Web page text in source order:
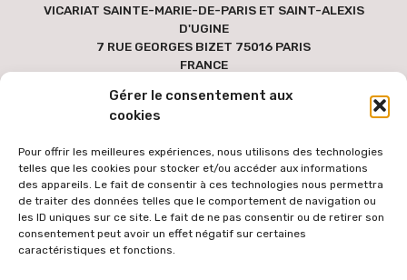
Gérer le consentement aux
cookies
Pour offrir les meilleures expériences, nous utilisons des technologies
telles que les cookies pour stocker et/ou accéder aux informations
des appareils. Le fait de consentir à ces technologies nous permettra
de traiter des données telles que le comportement de navigation ou
les ID uniques sur ce site. Le fait de ne pas consentir ou de retirer son
consentement peut avoir un effet négatif sur certaines
caractéristiques et fonctions.
VICARIAT SAINTE-MARIE-DE-PARIS ET SAINT-ALEXIS
D'UGINE
7 RUE GEORGES BIZET 75016 PARIS
FRANCE